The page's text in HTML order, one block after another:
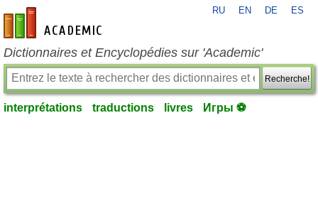
fr-academic.com
RU EN DE ES
Dictionnaires et Encyclopédies sur 'Academic'
Recherche!
interprétations traductions livres Игры ⚽